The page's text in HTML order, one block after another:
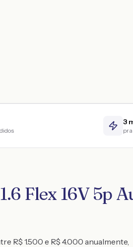
3
Flex 16V 5p
R$ 1.500 e R$ 4.000 anualmente,